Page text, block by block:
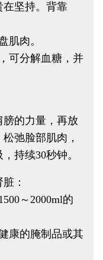
在坚持。背靠
肌肉。
可分解血糖，并
的力量，再放
弛脸部肌肉，
持续30秒钟。
：
～2000ml的
康的腌制品或其